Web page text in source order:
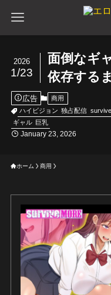
面倒なギ
依存する
2026
1/23
広告
商用
ハイビジョン 独占配信
ギャル 巨乳
January 23, 2026
ホーム 商用